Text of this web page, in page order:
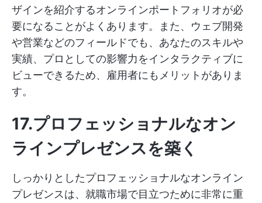
ザインを紹介するオンラインポートフォリオが必
要になることがよくあります。また、ウェブ開発
や営業などのフィールドでも、あなたのスキルや
実績、プロとしての影響力をインタラクティブに
ビューできるため、雇用者にもメリットがありま
す。
17.プロフェッショナルなオン
ラインプレゼンスを築く
しっかりとしたプロフェッショナルなオンライン
プレゼンスは、就職市場で目立つために非常に重